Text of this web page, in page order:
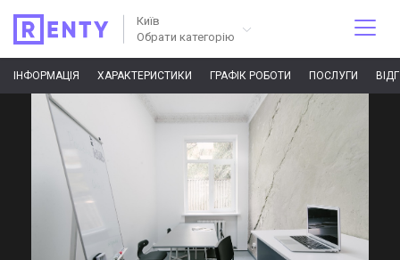
Київ
Обрати категорію
ІНФОРМАЦІЯ ХАРАКТЕРИСТИКИ ГРАФІК РОБОТИ ПОСЛУГИ